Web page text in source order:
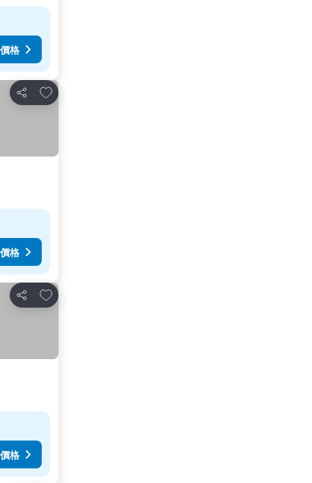
格
分享
放到收藏夾
格
分享
放到收藏夾
格